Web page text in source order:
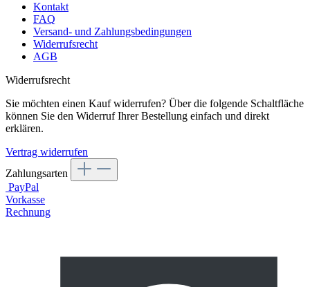
Kontakt
FAQ
Versand- und Zahlungsbedingungen
Widerrufsrecht
AGB
Widerrufsrecht
Sie möchten einen Kauf widerrufen? Über die folgende Schaltfläche
können Sie den Widerruf Ihrer Bestellung einfach und direkt
erklären.
Vertrag widerrufen
Zahlungsarten
PayPal
Vorkasse
Rechnung